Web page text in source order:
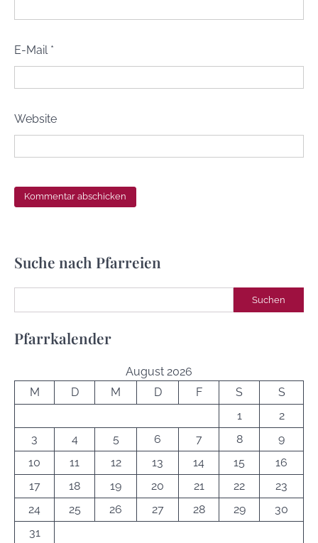
E-Mail *
Website
Suche nach Pfarreien
Suchen
Pfarrkalender
August 2026
M
D M D F S
S
1
2
3
4 5 6 7 8
9
10
11 12 13 14 15
16
17
18 19 20 21 22
23
24
25 26 27 28 29
30
31